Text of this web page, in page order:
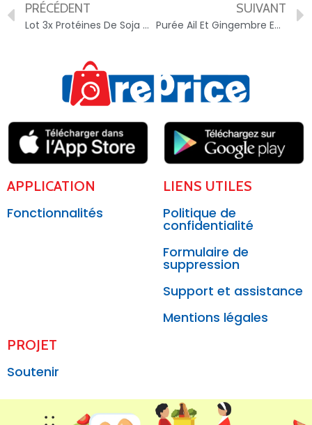
PRÉCÉDENT
Lot 3x Protéines De Soja Gros Morceaux Bio 100% Protéines Végétales – Idénat – Paquet 150g IDÉNAT – 3665549059000
SUIVANT
Purée Ail Et Gingembre En Gros 1kg KHANUM – 5019124210009
APPLICATION
Fonctionnalités
LIENS UTILES
Politique de
confidentialité
Formulaire de
suppression
Support et assistance
Mentions légales
PROJET
Soutenir